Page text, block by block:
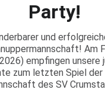
Party!
und
Am
empfingen unsere
zum letzten Spiel der
des SV